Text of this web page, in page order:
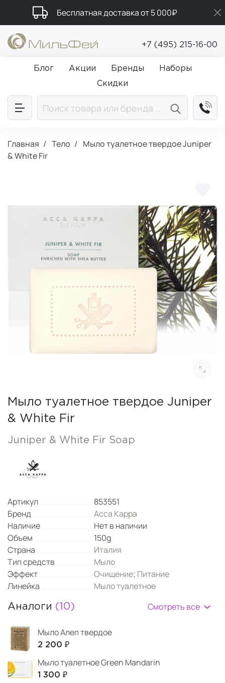
Бесплатная доставка от 5 000₽
Промокод ПРИВЕТ
Подарки в каждый заказ от 5 000₽
+7 (495) 215-16-00
Блог Акции Бренды
Наборы
Скидки
Главная Тело
Мыло туалетное твердое Juniper
& White Fir
Мыло туалетное твердое Juniper
& White Fir
Juniper & White Fir Soap
Артикул
853551
Бренд
Acca Kappa
Наличие
Нет в наличии
Объем
150g
Страна
Италия
Тип средств
Мыло
Эффект
Очищение; Питание
Линейка
Мыло туалетное
Аналоги (10) Смотреть все
Мыло Алеп твердое
2 200 ₽
Мыло туалетное Green Mandarin
1 300 ₽